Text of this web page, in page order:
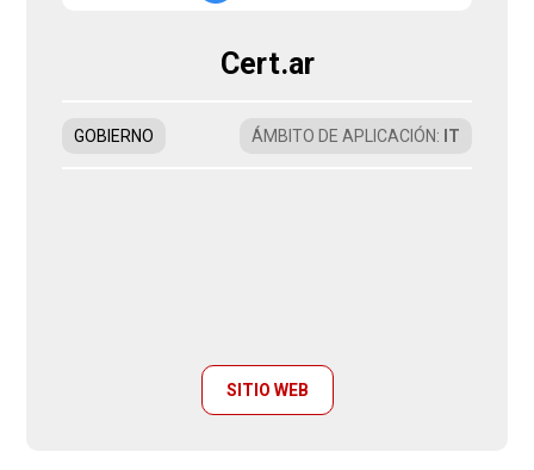
Cert.ar
GOBIERNO ÁMBITO DE APLICACIÓN: IT
SITIO WEB